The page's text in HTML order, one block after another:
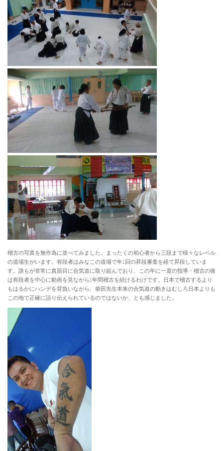
稽古の写真を無作為に並べてみました。まったくの初心者から三段まで様々なレベル
の道場生がいます。有段者はみなこの道場で年1回の昇段審査を経て昇段していま
す。誰もが非常に真面目に合気道に取り組んでおり、この年に一度の指導・稽古の後
は有段者を中心に動画を見ながら1年間稽古を続けるわけです。日本で稽古するより
もはるかにハンデを背負いながら、柴田先生本来の合気道の動きはむしろ日本よりも
この地で正確に語り伝えられているのではないか、とも感じました。